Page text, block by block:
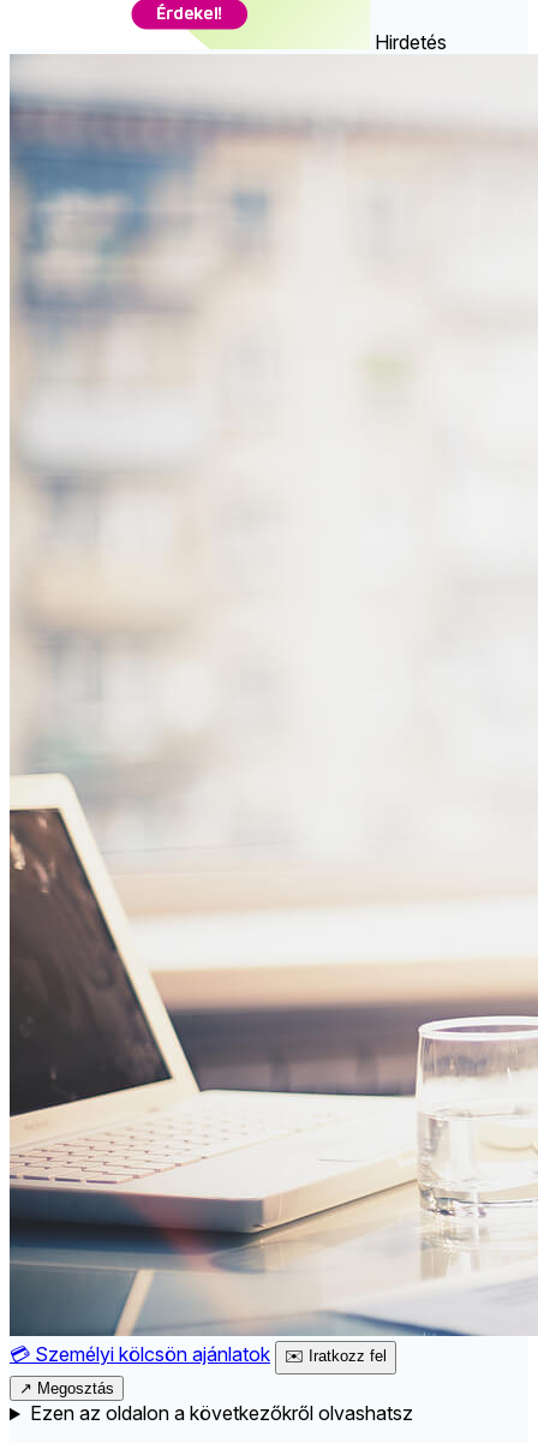
Hirdetés
💳 Személyi kölcsön ajánlatok ✉️ Iratkozz fel
↗ Megosztás
Ezen az oldalon a következőkről olvashatsz